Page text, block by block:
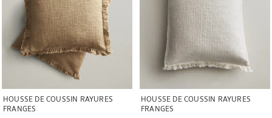
HOUSSE DE COUSSIN RAYURES
FRANGES
HOUSSE DE COUSSIN RAYURES
FRANGES